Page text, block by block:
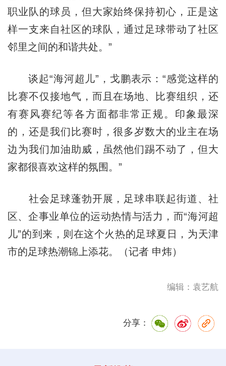
职业队的球员，但大家始终保持初心，正是这
样一支来自社区的球队，通过足球带动了社区
邻里之间的和谐共处。”
谈起“海河超儿”，戈鹏表示：“感觉这样的
比赛不仅接地气，而且在场地、比赛组织，还
有赛风赛纪等各方面都非常正规。印象最深
的，还是我们比赛时，很多岁数大的业主在场
边为我们加油助威，虽然他们踢不动了，但大
家都很喜欢这样的氛围。”
社会足球蓬勃开展，足球串联起街道、社
区、企事业单位的运动热情与活力，而“海河超
儿”的到来，则在这个火热的足球夏日，为天津
市的足球热潮锦上添花。（记者 申炜）
编辑：袁艺航
分享：